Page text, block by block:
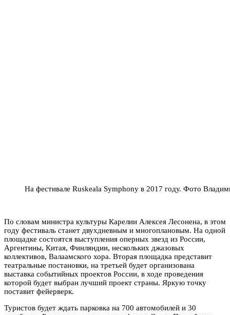
На фестивале Ruskeala Symphony в 2017 году. Фото
По словам министра культуры Карелии Алексея Лесонена, в этом
году фестиваль станет двухдневным и многоплановым. На одной
площадке состоятся выступления оперных звезд из России,
Аргентины, Китая, Финляндии, нескольких джазовых
коллективов, Валаамского хора. Вторая площадка представит
театральные постановки, на третьей будет организована
выставка событийных проектов России, в ходе проведения
которой будет выбран лучший проект страны. Яркую точку
поставит фейерверк.
Туристов будет ждать парковка на 700 автомобилей и 30